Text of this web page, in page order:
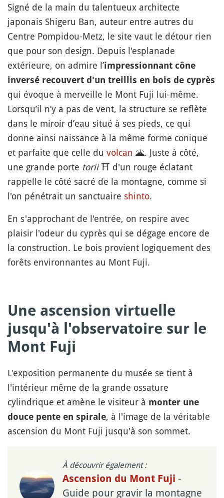
Signé de la main du talentueux architecte
japonais Shigeru Ban, auteur entre autres du
Centre Pompidou-Metz, le site vaut le détour rien
que pour son design. Depuis l'esplanade
extérieure, on admire l’impressionnant cône
inversé recouvert d'un treillis en bois de cyprès
qui évoque à merveille le Mont Fuji lui-même.
Lorsqu’il n’y a pas de vent, la structure se reflète
dans le miroir d’eau situé à ses pieds, ce qui
donne ainsi naissance à la même forme conique
et parfaite que celle du volcan 🌋. Juste à côté,
une grande porte torii⛩️ d'un rouge éclatant
rappelle le côté sacré de la montagne, comme si
l'on pénétrait un sanctuaire shinto.
En s'approchant de l'entrée, on respire avec
plaisir l'odeur du cyprès qui se dégage encore de
la construction. Le bois provient logiquement des
forêts environnantes au Mont Fuji.
Une ascension virtuelle
jusqu'à l'observatoire sur le
Mont Fuji
L'exposition permanente du musée se tient à
l'intérieur même de la grande ossature
cylindrique et amène le visiteur à monter une
douce pente en spirale, à l'image de la véritable
ascension du Mont Fuji jusqu'à son sommet.
À découvrir également :
Ascension du Mont Fuji -
Guide pour gravir la montagne